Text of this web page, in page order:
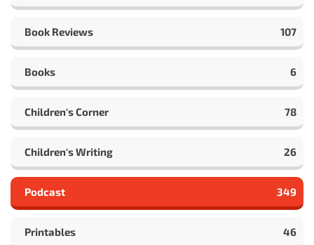
Book Reviews 107
Books 6
Children's Corner 78
Children's Writing 26
Podcast 349
Printables 46